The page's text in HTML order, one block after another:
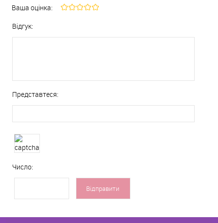
Ваша оцінка:
Відгук:
Представтеся:
Число: